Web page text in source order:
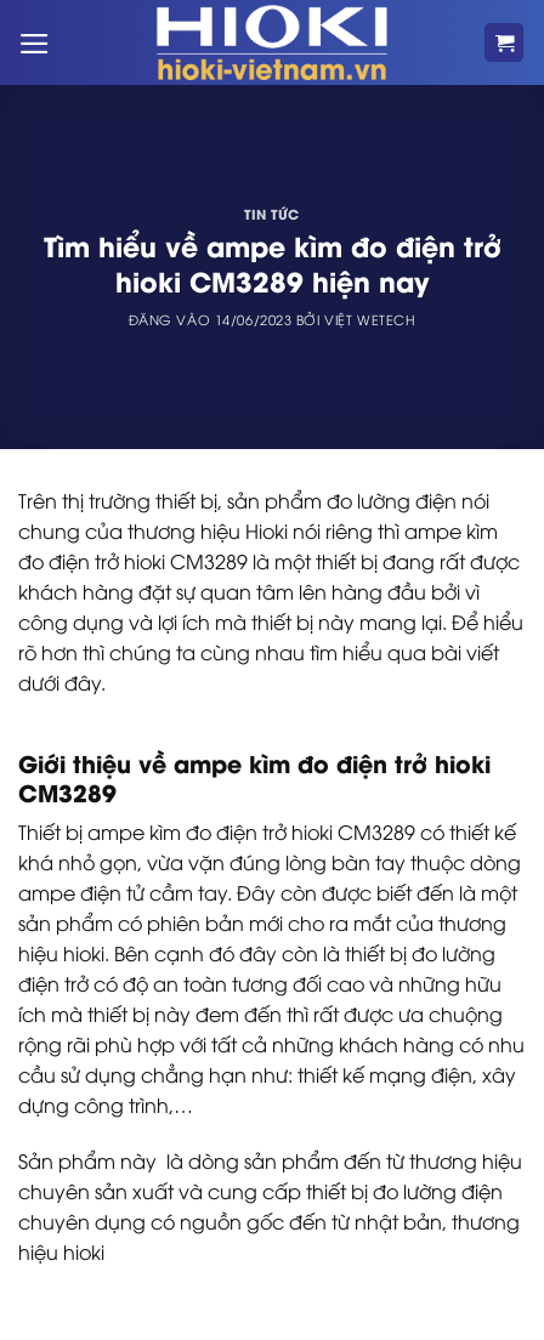
qua
TIN TỨC
Tìm hiểu về ampe kìm đo điện trở
hioki CM3289 hiện nay
ĐĂNG VÀO 14/06/2023 BỞIVIỆT WETECH
Trên thị trường thiết bị, sản phẩm đo lường điện nói
chung của thương hiệu Hioki nói riêng thì ampe kìm
đo điện trở hioki CM3289 là một thiết bị đang rất được
khách hàng đặt sự quan tâm lên hàng đầu bởi vì
công dụng và lợi ích mà thiết bị này mang lại. Để hiểu
rõ hơn thì chúng ta cùng nhau tìm hiểu qua bài viết
dưới đây.
Giới thiệu về ampe kìm đo điện trở hioki
CM3289
Thiết bị ampe kìm đo điện trở hioki CM3289 có thiết kế
khá nhỏ gọn, vừa vặn đúng lòng bàn tay thuộc dòng
ampe điện tử cầm tay. Đây còn được biết đến là một
sản phẩm có phiên bản mới cho ra mắt của thương
hiệu hioki. Bên cạnh đó đây còn là thiết bị đo lường
điện trở có độ an toàn tương đối cao và những hữu
ích mà thiết bị này đem đến thì rất được ưa chuộng
rộng rãi phù hợp với tất cả những khách hàng có nhu
cầu sử dụng chẳng hạn như: thiết kế mạng điện, xây
dựng công trình,…
Sản phẩm này là dòng sản phẩm đến từ thương hiệu
chuyên sản xuất và cung cấp thiết bị đo lường điện
chuyên dụng có nguồn gốc đến từ nhật bản, thương
hiệu hioki